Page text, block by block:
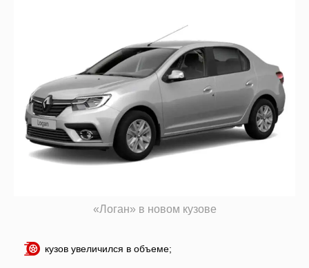
«Логан» в новом кузове
кузов увеличился в объеме;